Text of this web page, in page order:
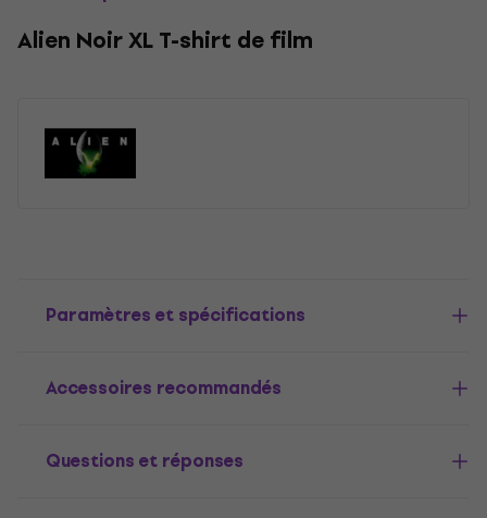
Alien Noir XL T-shirt de film
Paramètres et spécifications
Accessoires recommandés
Questions et réponses